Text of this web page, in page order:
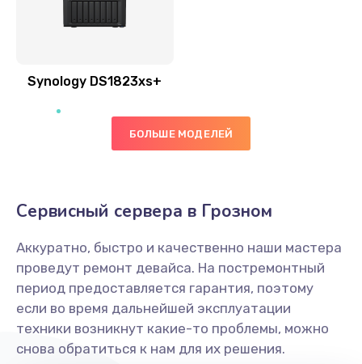
Synology DS1823xs+
БОЛЬШЕ МОДЕЛЕЙ
Сервисный сервера в Грозном
Аккуратно, быстро и качественно наши мастера
проведут ремонт девайса. На постремонтный
период предоставляется гарантия, поэтому
если во время дальнейшей эксплуатации
техники возникнут какие-то проблемы, можно
снова обратиться к нам для их решения.